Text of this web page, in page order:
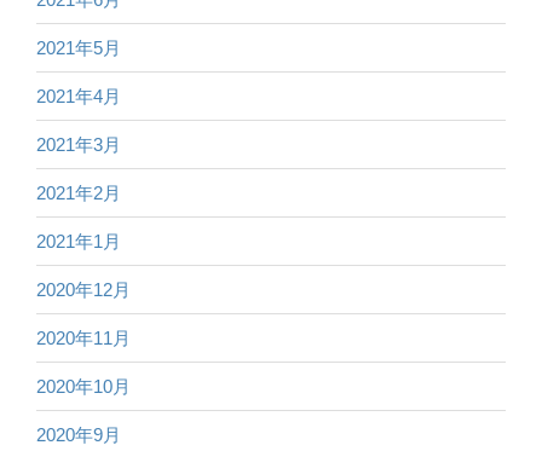
2021年5月
2021年4月
2021年3月
2021年2月
2021年1月
2020年12月
2020年11月
2020年10月
2020年9月